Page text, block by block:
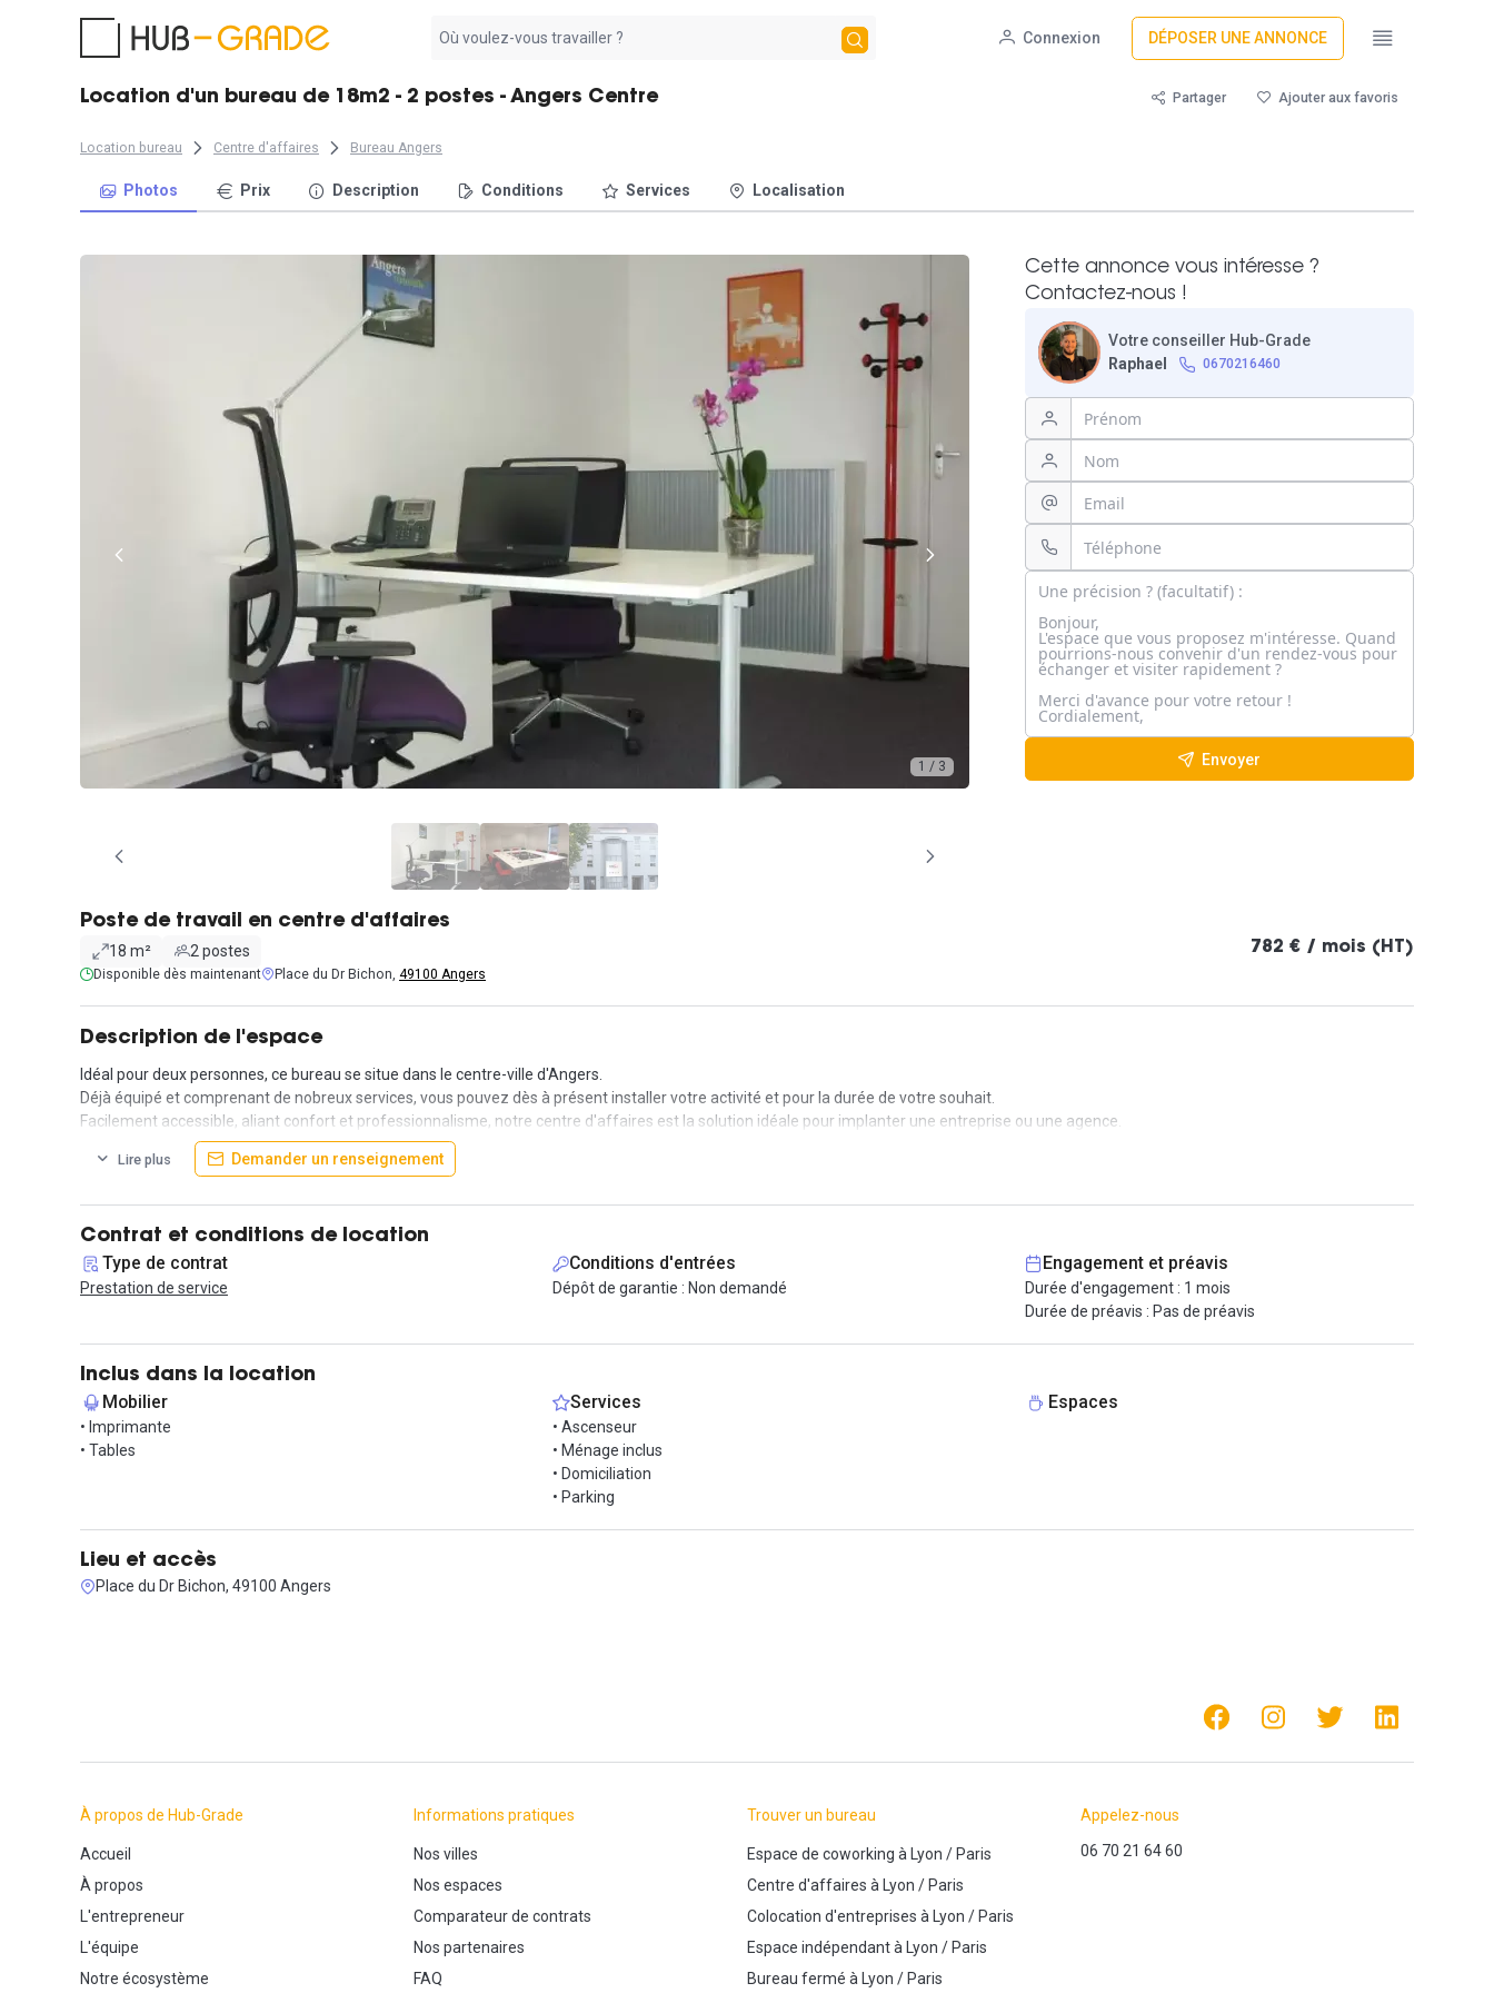
résultat
Connexion DÉPOSER UNE ANNONCE
Location d'un bureau de 18m2 - 2 postes - Angers Centre Partager Ajouter aux favoris
Location bureau Centre d'affaires Bureau Angers
Photos Prix Description Conditions Services Localisation
1 / 3
Cette annonce vous intéresse ?
Contactez-nous !
Votre conseiller Hub-Grade
Raphael
0670216460
Envoyer
Poste de travail en centre d'affaires
18 m² 2 postes
Disponible dès maintenant Place du Dr Bichon, 49100 Angers
782 € / mois (HT)
Description de l'espace
Idéal pour deux personnes, ce bureau se situe dans le centre-ville d'Angers.
Déjà équipé et comprenant de nobreux services, vous pouvez dès à présent installer votre activité et pour la durée de votre souhait.
Facilement accessible, aliant confort et professionnalisme, notre centre d'affaires est la solution idéale pour implanter une entreprise ou une agence.
Lire plus Demander un renseignement
Contrat et conditions de location
Type de contrat
Prestation de service
Conditions d'entrées
Dépôt de garantie : Non demandé
Engagement et préavis
Durée d'engagement : 1 mois
Durée de préavis : Pas de préavis
Inclus dans la location
Mobilier
• Imprimante
• Tables
Services
• Ascenseur
• Ménage inclus
• Domiciliation
• Parking
Espaces
Lieu et accès
Place du Dr Bichon, 49100 Angers
À propos de Hub-Grade
Accueil
À propos
L'entrepreneur
L'équipe
Notre écosystème
Informations pratiques
Nos villes
Nos espaces
Comparateur de contrats
Nos partenaires
FAQ
Trouver un bureau
Espace de coworking à Lyon / Paris
Centre d'affaires à Lyon / Paris
Colocation d'entreprises à Lyon / Paris
Espace indépendantà Lyon / Paris
Bureau fermé à Lyon / Paris
Appelez-nous
06 70 21 64 60